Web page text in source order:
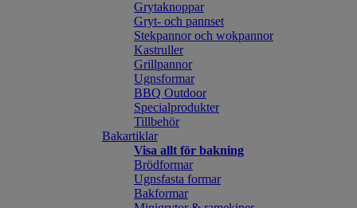
Grytaknoppar
Gryt- och pannset
Stekpannor och wokpannor
Kastruller
Grillpannor
Ugnsformar
BBQ Outdoor
Specialprodukter
Tillbehör
Bakartiklar
Visa allt för bakning
Brödformar
Ugnsfasta formar
Bakformar